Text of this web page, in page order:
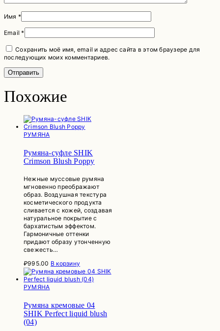
Имя *
Email*
Сохранить моё имя, email и адрес сайта в этом браузере для
последующих моих комментариев.
Похожие
РУМЯНА
Румяна-суфле SHIK
Crimson Blush Poppy
Нежные муссовые румяна
мгновенно преображают
образ. Воздушная текстура
косметического продукта
сливается с кожей, создавая
натуральное покрытие с
бархатистым эффектом.
Гармоничные оттенки
придают образу утонченную
свежесть…
₽995.00 В корзину
РУМЯНА
Румяна кремовые 04
SHIK Perfect liquid blush
(04)